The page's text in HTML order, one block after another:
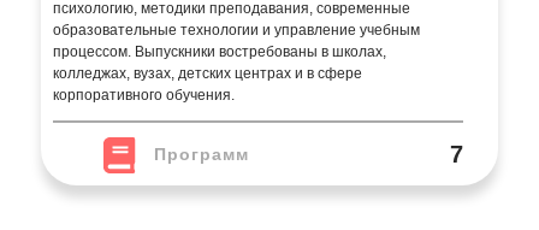
психологию, методики преподавания, современные
образовательные технологии и управление учебным
процессом. Выпускники востребованы в школах,
колледжах, вузах, детских центрах и в сфере
корпоративного обучения.
Программ 7